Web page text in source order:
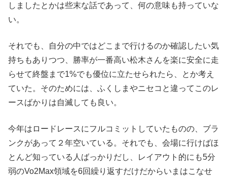
しましたとかは些末な話であって、何の意味も持っていな
い。
それでも、自分の中ではどこまで行けるのか確認したい気
持ちもありつつ、勝率が一番高い松木さんを楽に安全に走
らせて終盤まで1%でも優位に立たせられたら、とか考え
ていた。そのためには、ふくしまやニセコと違ってこのレ
ースばかりは自滅しても良い。
今年はロードレースにフルコミットしていたものの、ブラ
ンクがあって２年空いている。それでも、会場に行けばほ
とんど知っている人ばっかりだし、レイアウト的にも5分
弱のVo2Max領域を6回繰り返すだけだからいまはこなせ